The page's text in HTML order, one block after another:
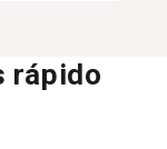
rápido